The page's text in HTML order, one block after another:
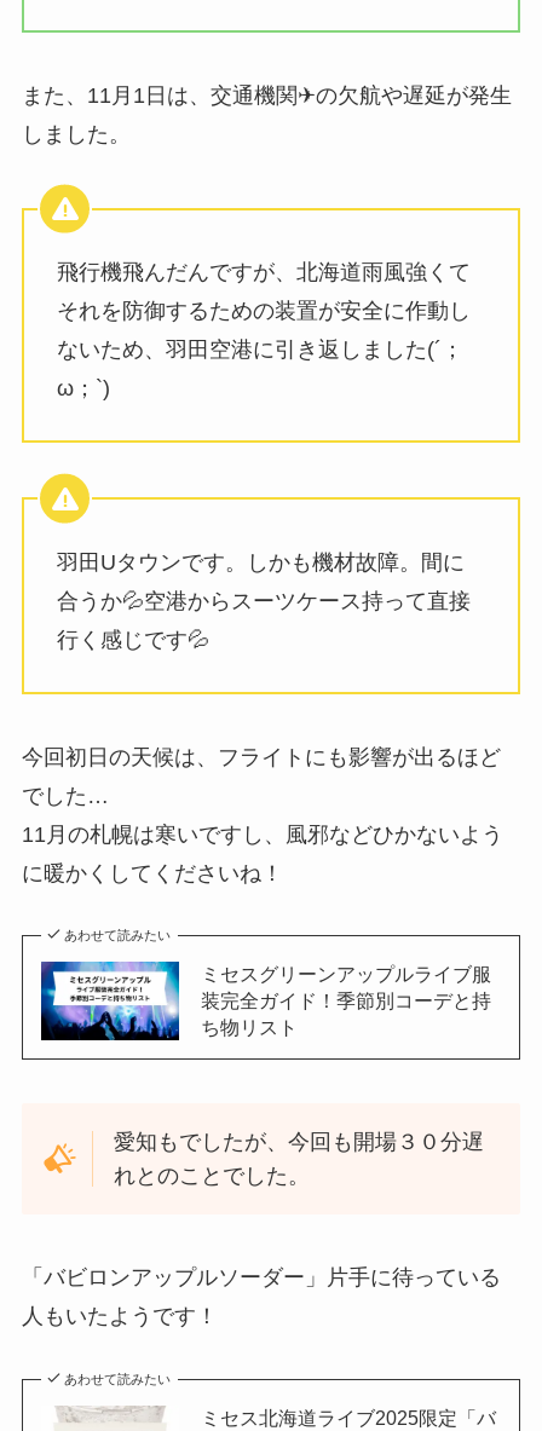
また、11月1日は、交通機関✈の欠航や遅延が発生
しました。
飛行機飛んだんですが、北海道雨風強くて
それを防御するための装置が安全に作動し
ないため、羽田空港に引き返しました(´；
ω；`)
羽田Uタウンです。しかも機材故障。間に
合うか💦空港からスーツケース持って直接
行く感じです💦
今回初日の天候は、フライトにも影響が出るほど
でした…
11月の札幌は寒いですし、風邪などひかないよう
に暖かくしてくださいね！
あわせて読みたい
ミセスグリーンアップルライブ服
装完全ガイド！季節別コーデと持
ち物リスト
愛知もでしたが、今回も開場３０分遅
れとのことでした。
「バビロンアップルソーダー」片手に待っている
人もいたようです！
あわせて読みたい
ミセス北海道ライブ2025限定「バ